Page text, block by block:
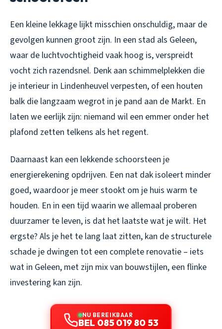
Een kleine lekkage lijkt misschien onschuldig, maar de
gevolgen kunnen groot zijn. In een stad als Geleen,
waar de luchtvochtigheid vaak hoog is, verspreidt
vocht zich razendsnel. Denk aan schimmelplekken die
je interieur in Lindenheuvel verpesten, of een houten
balk die langzaam wegrot in je pand aan de Markt. En
laten we eerlijk zijn: niemand wil een emmer onder het
plafond zetten telkens als het regent.
Daarnaast kan een lekkende schoorsteen je
energierekening opdrijven. Een nat dak isoleert minder
goed, waardoor je meer stookt om je huis warm te
houden. En in een tijd waarin we allemaal proberen
duurzamer te leven, is dat het laatste wat je wilt. Het
ergste? Als je het te lang laat zitten, kan de structurele
schade je dwingen tot een complete renovatie – iets
wat in Geleen, met zijn mix van bouwstijlen, een flinke
investering kan zijn.
NU BEREIKBAAR
BEL 085 019 80 53